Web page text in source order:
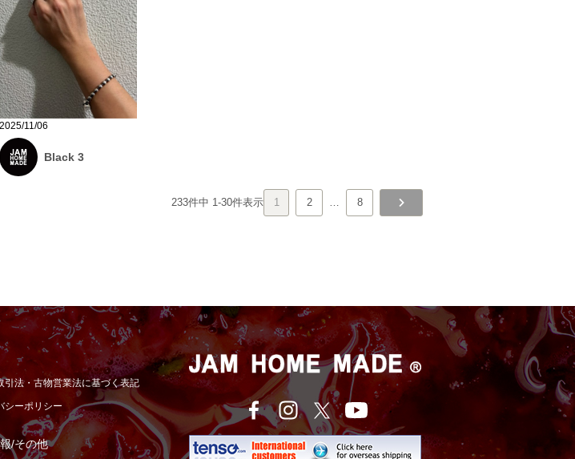
2025/11/06
Black 3
233件中 1 -30件表示 1 2 8
引法・古物営業法に基づく表記
シーポリシー
/その他